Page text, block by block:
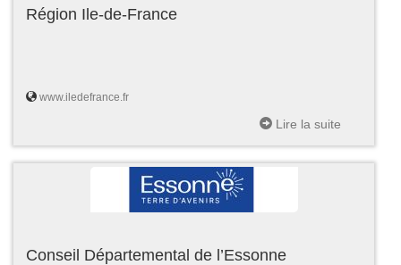
Région Ile-de-France
www.iledefrance.fr
Lire la suite
Conseil Départemental de l’Essonne